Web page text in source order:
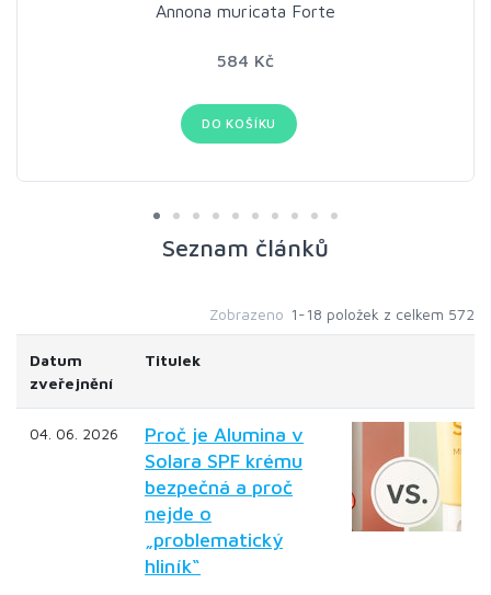
Annona muricata Forte
584 Kč
DO KOŠÍKU
Seznam článků
Zobrazeno 1-18 položek z celkem 572
Datum
zveřejnění
Titulek
04. 06. 2026
Proč je Alumina v
Solara SPF krému
bezpečná a proč
nejde o
„problematický
hliník“